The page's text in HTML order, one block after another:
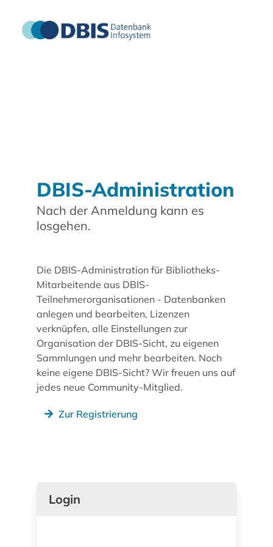
DBIS-Administration
Nach der Anmeldung kann es
losgehen.
Die DBIS-Administration für Bibliotheks-
Mitarbeitende aus DBIS-
Teilnehmerorganisationen - Datenbanken
anlegen und bearbeiten, Lizenzen
verknüpfen, alle Einstellungen zur
Organisation der DBIS-Sicht, zu eigenen
Sammlungen und mehr bearbeiten. Noch
keine eigene DBIS-Sicht? Wir freuen uns auf
jedes neue Community-Mitglied.
Zur Registrierung
Login